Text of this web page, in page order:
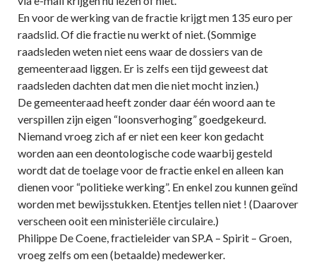
En voor de werking van de fractie krijgt men 135 euro per
raadslid. Of die fractie nu werkt of niet. (Sommige
raadsleden weten niet eens waar de dossiers van de
gemeenteraad liggen. Er is zelfs een tijd geweest dat
raadsleden dachten dat men die niet mocht inzien.)
De gemeenteraad heeft zonder daar één woord aan te
verspillen zijn eigen “loonsverhoging” goedgekeurd.
Niemand vroeg zich af er niet een keer kon gedacht
worden aan een deontologische code waarbij gesteld
wordt dat de toelage voor de fractie enkel en alleen kan
dienen voor “politieke werking”. En enkel zou kunnen geïnd
worden met bewijsstukken. Etentjes tellen niet ! (Daarover
verscheen ooit een ministeriële circulaire.)
Philippe De Coene, fractieleider van SP.A – Spirit – Groen,
vroeg zelfs om een (betaalde) medewerker.